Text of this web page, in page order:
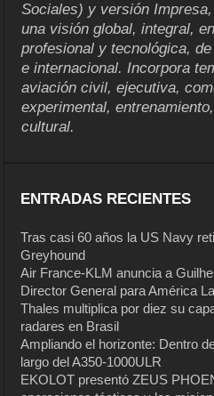
Sociales) y versión
una visión global, integral,
profesional y tecnológica,
e internacional. Incorpora
aviación civil, ejecutiva,
experimental,
cultural.
ENTRADAS RECIENTES
Tras casi 60 años la US Navy
Greyhound
Air France-KLM anuncia a
Director General para América
Thales multiplica por diez su
radares en Brasil
Ampliando el horizonte: Dentro
largo del A350-1000ULR
EKOLOT presentó ZEUS